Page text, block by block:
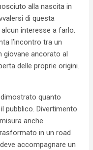
alla nascita in
di questa
interesse a farlo.
l’incontro tra un
giovane ancorato al
delle proprie origini.
quanto
pubblico. Divertimento
anche
in un road
accompagnare un